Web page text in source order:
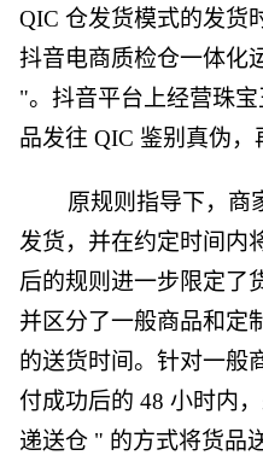
QIC 仓发货模式的发货
抖音电商质检仓一体化
"。抖音平台上经营珠
品发往 QIC 鉴别真伪，
原规则指导下，商
发货，并在约定时间内
后的规则进一步限定了
并区分了一般商品和定
的送货时间。针对一般
付成功后的 48 小时内
递送仓 " 的方式将货品